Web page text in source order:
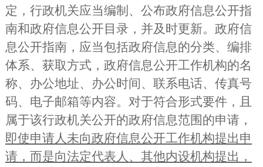
定，行政机关应当编制、公布政府信息公开指
南和政府信息公开目录，并及时更新。政府信
息公开指南，应当包括政府信息的分类、编排
体系、获取方式，政府信息公开工作机构的名
称、办公地址、办公时间、联系电话、传真号
码、电子邮箱等内容。对于符合形式要件，且
属于该行政机关公开的政府信息范围的申请，
即使申请人未向政府信息公开工作机构提出申
请，而是向法定代表人、其他内设机构提出，